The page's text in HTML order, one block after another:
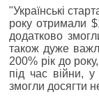
"Українські
року отримали
додатково
також дуже
200% рік до
під час війни, у
змогли досягти